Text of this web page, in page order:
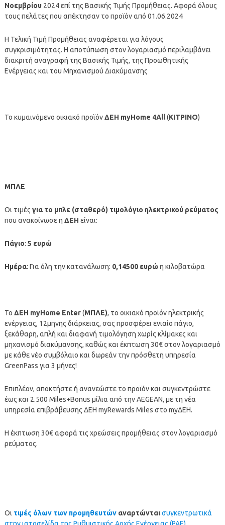
Νοεμβρίου2024 επί της Βασικής Τιμής Προμήθειας. Αφορά όλους
τους πελάτες που απέκτησαν το προϊόν από 01.06.2024
Η Τελική Τιμή Προμήθειας αναφέρεται για λόγους
συγκρισιμότητας. Η αποτύπωση στον λογαριασμό περιλαμβάνει
διακριτή αναγραφή της Βασικής Τιμής, της Προωθητικής
Ενέργειας και του Μηχανισμού Διακύμανσης
Το κυμαινόμενο οικιακό προϊόνΔΕΗ myHome 4All(ΚΙΤΡΙΝΟ)
ΜΠΛΕ
Οι τιμές για το μπλε (σταθερό) τιμολόγιο ηλεκτρικού ρεύματος
που ανακοίνωσε η ΔΕΗ είναι:
Πάγιο: 5 ευρώ
Ημέρα: Για όλη την κατανάλωση: 0,14500 ευρώ η κιλοβατώρα
To ΔΕΗ myHome Enter(ΜΠΛΕ), το οικιακό προϊόν ηλεκτρικής
ενέργειας, 12μηνης διάρκειας, σας προσφέρει ενιαίο πάγιο,
ξεκάθαρη, απλή και διαφανή τιμολόγηση χωρίς κλίμακες και
μηχανισμό διακύμανσης, καθώς και έκπτωση 30€ στον λογαριασμό
με κάθε νέο συμβόλαιο και δωρεάν την πρόσθετη υπηρεσία
GreenPass για 3 μήνες!
Επιπλέον, αποκτήστε ή ανανεώστε το προϊόν και συγκεντρώστε
έως και 2.500 Miles+Bonus μίλια από την AEGEAN, με τη νέα
υπηρεσία επιβράβευσης ΔΕΗ myRewards Miles στο myΔΕΗ.
Η έκπτωση 30€ αφορά τις χρεώσεις προμήθειας στον λογαριασμό
ρεύματος.
Οι τιμές όλων των προμηθευτών αναρτώνταισυγκεντρωτικά
στην ιστοσελίδα της Ρυθμιστικής Αρχής Ενέργειας (ΡΑΕ)